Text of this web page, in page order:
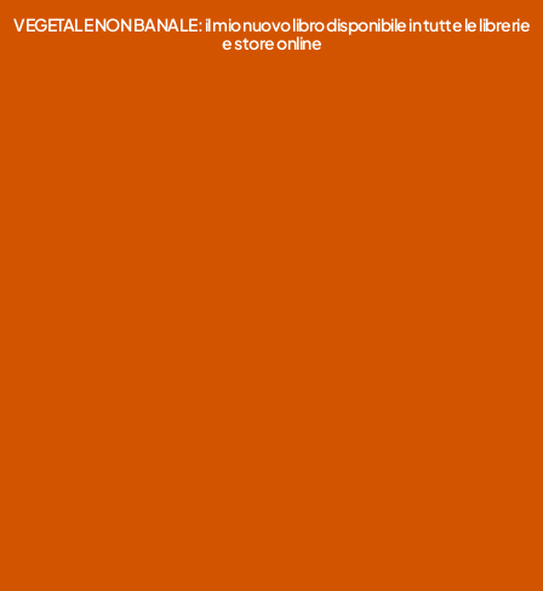
VEGETALE NON BANALE: il mio nuovo libro disponibile in tutte le librerie
e store online